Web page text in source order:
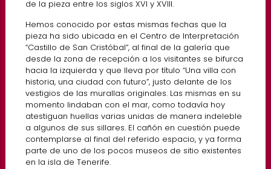
de la pieza entre los siglos XVI y XVIII.
Hemos conocido por estas mismas fechas que la
pieza ha sido ubicada en el Centro de Interpretación
“Castillo de San Cristóbal”, al final de la galería que
desde la zona de recepción a los visitantes se bifurca
hacia la izquierda y que lleva por título “Una villa con
historia, una ciudad con futuro”, justo delante de los
vestigios de las murallas originales. Las mismas en su
momento lindaban con el mar, como todavía hoy
atestiguan huellas varias unidas de manera indeleble
a algunos de sus sillares. El cañón en cuestión puede
contemplarse al final del referido espacio, y ya forma
parte de uno de los pocos museos de sitio existentes
en la isla de Tenerife.